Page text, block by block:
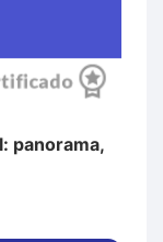
panorama,